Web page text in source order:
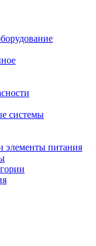
системы
элементы питания